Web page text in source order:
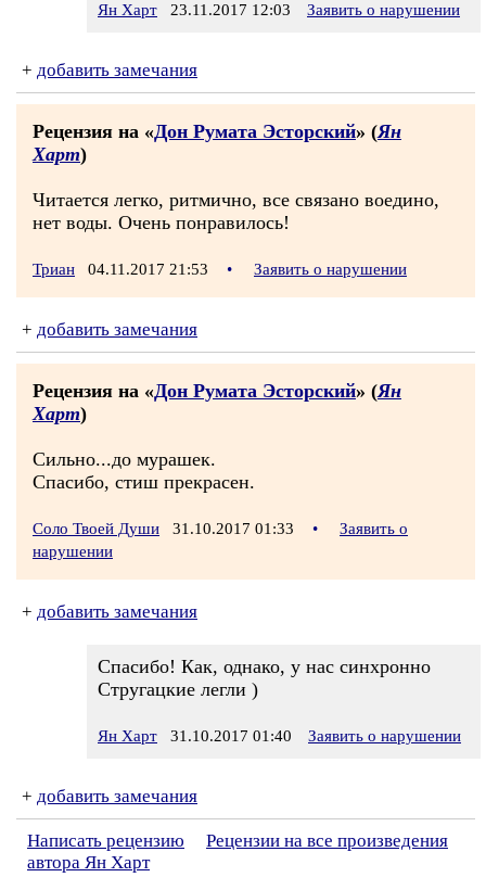
Ян Харт 23.11.2017 12:03 Заявить о нарушении
+ добавить замечания
Рецензия на «Дон Румата Эсторский» (Ян
Харт)
Читается легко, ритмично, все связано воедино,
нет воды. Очень понравилось!
Триан 04.11.2017 21:53 • Заявить о нарушении
+ добавить замечания
Рецензия на «Дон Румата Эсторский» (Ян
Харт)
Сильно...до мурашек.
Спасибо, стиш прекрасен.
Соло Твоей Души 31.10.2017 01:33 •
Заявить о
нарушении
+ добавить замечания
Спасибо! Как, однако, у нас синхронно
Стругацкие легли )
Ян Харт 31.10.2017 01:40 Заявить о нарушении
+ добавить замечания
Написать рецензию
Рецензии на все произведения
автора Ян Харт